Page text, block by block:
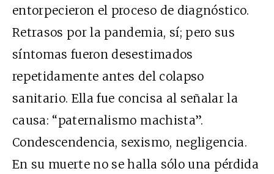
entorpecieron el proceso de diagnóstico.
Retrasos por la pandemia, sí; pero sus
síntomas fueron desestimados
repetidamente antes del colapso
sanitario. Ella fue concisa al señalar la
causa: “paternalismo machista”.
Condescendencia, sexismo, negligencia.
En su muerte no se halla sólo una pérdida